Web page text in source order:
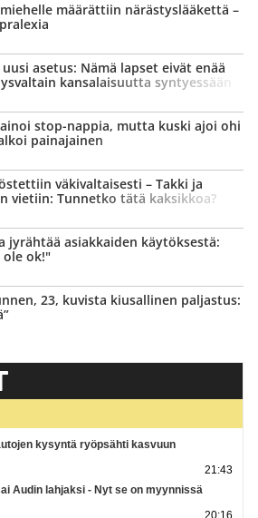
määrättiin närästys­lääkettä –
asetus: Nämä lapset eivät enää
kansalaisuutta syntyessään
stop-nappia, mutta kuski ajoi ohi
painajainen
väki­valtaisesti – Takki ja
vietiin: Tunnetko tätä kaksikkoa?
jyrähtää asiakkaiden käytöksestä:
ole ok!"
23, kuvista kiusallinen paljastus:
kysyntä ryöpsähti kasvuun
21:43
Audin lahjaksi - Nyt se on myynnissä
20:16